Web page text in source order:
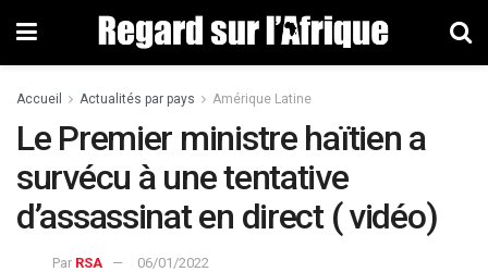
Accueil Actualités par pays Amérique Latine
Le Premier ministre haïtien a
survécu à une tentative
d’assassinat en direct ( vidéo)
Par RSA 06/01/2022